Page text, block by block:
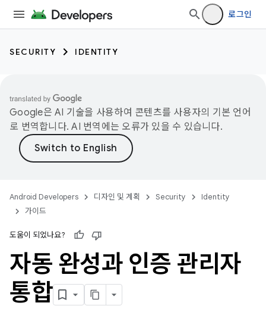
로그인
SECURITY IDENTITY
Google은 AI 기술을 사용하여 콘텐츠를 사용자의 기본 언어
로 번역합니다. AI 번역에는 오류가 있을 수 있습니다.
Android Developers 디자인 및 계획 Security
Identity
가이드
도움이 되었나요?
자동 완성과 인증 관리자
통합